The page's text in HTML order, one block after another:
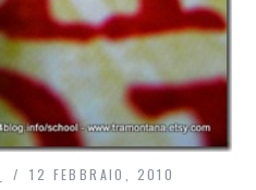
12 FEBBRAIO, 2010